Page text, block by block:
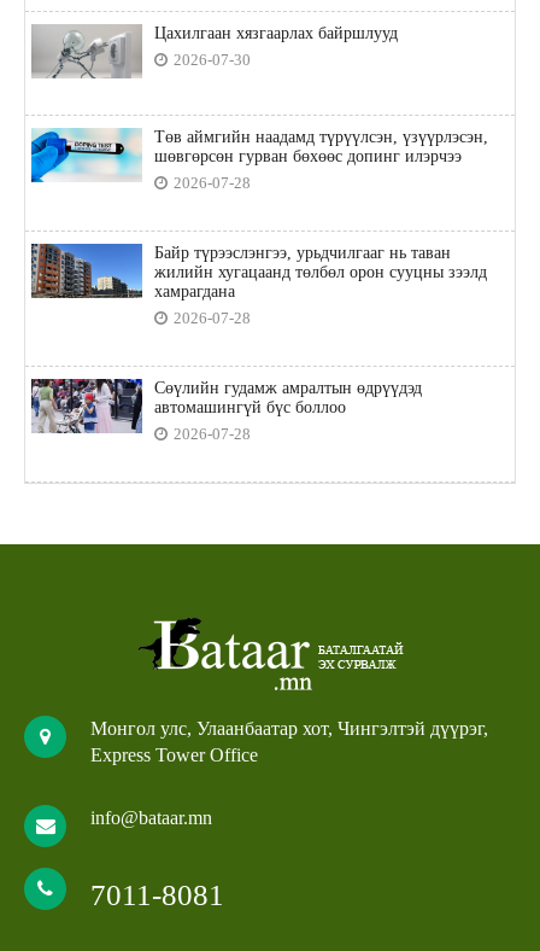
Цахилгаан хязгаарлах байршлууд
2026-07-30
Төв аймгийн наадамд түрүүлсэн, үзүүрлэсэн,
шөвгөрсөн гурван бөхөөс допинг илэрчээ
2026-07-28
Байр түрээслэнгээ, урьдчилгааг нь таван
жилийн хугацаанд төлбөл орон сууцны зээлд
хамрагдана
2026-07-28
Сөүлийн гудамж амралтын өдрүүдэд
автомашингүй бүс боллоо
2026-07-28
Монгол улс, Улаанбаатар хот, Чингэлтэй дүүрэг,
Express Tower Office
info@bataar.mn
7011-8081